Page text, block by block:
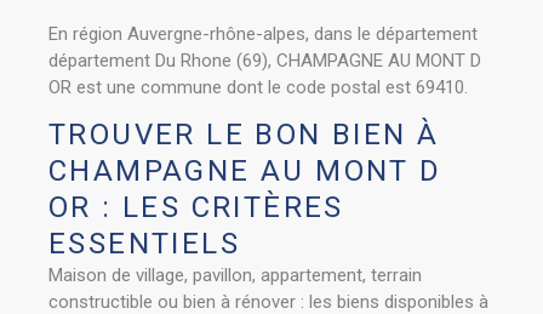
En région Auvergne-rhône-alpes, dans le département
département Du Rhone (69), CHAMPAGNE AU MONT D
OR est une commune dont le code postal est 69410.
TROUVER LE BON BIEN À
CHAMPAGNE AU MONT D
OR : LES CRITÈRES
ESSENTIELS
Maison de village, pavillon, appartement, terrain
constructible ou bien à rénover : les biens disponibles à